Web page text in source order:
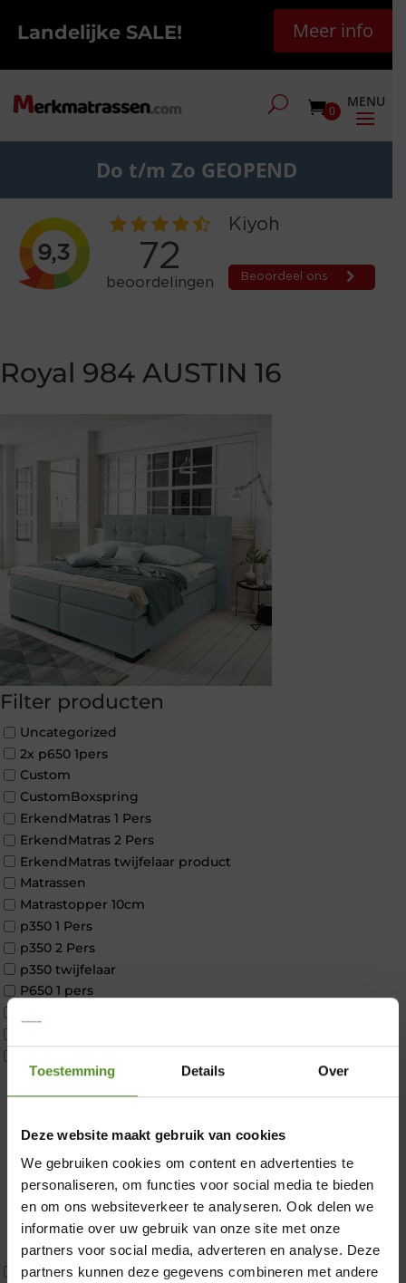
Toestemming Details Over
Deze website maakt gebruik van cookies
We gebruiken cookies om content en advertenties te
personaliseren, om functies voor social media te bieden
en om ons websiteverkeer te analyseren. Ook delen we
informatie over uw gebruik van onze site met onze
partners voor social media, adverteren en analyse. Deze
partners kunnen deze gegevens combineren met andere
Landelijke SALE! Meer info
0
Do t/m Zo GEOPEND
Royal 984 AUSTIN 16
Filter producten
Uncategorized
2x p650 1pers
Custom
CustomBoxspring
ErkendMatras 1 Pers
ErkendMatras 2 Pers
ErkendMatras twijfelaar product
Matrassen
Matrastopper 10cm
p350 1 Pers
p350 2 Pers
p350 twijfelaar
P650 1 pers
Maatvoering
1 persoon
2 personen split
Twijfelaar
Materiaal
Koudschuim
Latex
Traagschuim
Tweepersoons 1 kern